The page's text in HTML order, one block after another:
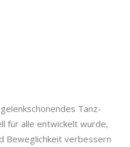
Tanz-
für alle entwickelt wurde,
Beweglichkeit verbessern